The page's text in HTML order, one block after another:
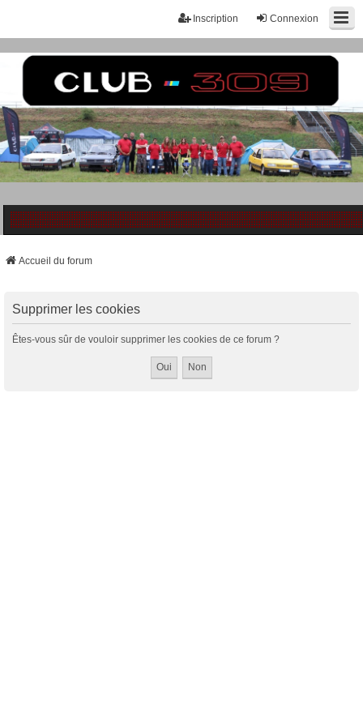
Connexion
Inscription
Accueil du forum
Supprimer les cookies
Êtes-vous sûr de vouloir supprimer les cookies de ce forum ?